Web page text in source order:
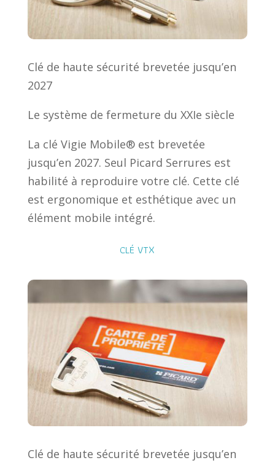
Clé de haute sécurité brevetée jusqu’en
2027
Le système de fermeture du XXIe siècle
La clé Vigie Mobile® est brevetée
jusqu’en 2027. Seul Picard Serrures est
habilité à reproduire votre clé. Cette clé
est ergonomique et esthétique avec un
élément mobile intégré.
CLÉ VTX
Clé de haute sécurité brevetée jusqu’en